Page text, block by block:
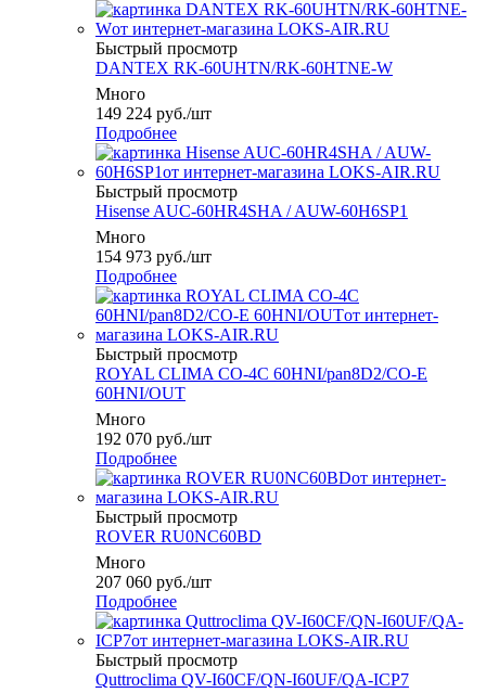
Быстрый просмотр
DANTEX RK-60UHTN/RK-60HTNE-W
Много
149 224 руб./шт
Подробнее
Быстрый просмотр
Hisense AUC-60HR4SHA / AUW-60H6SP1
Много
154 973 руб./шт
Подробнее
Быстрый просмотр
ROYAL CLIMA CO-4C 60HNI/pan8D2/CO-E
60HNI/OUT
Много
192 070 руб./шт
Подробнее
Быстрый просмотр
ROVER RU0NC60BD
Много
207 060 руб./шт
Подробнее
Быстрый просмотр
Quttroclima QV-I60CF/QN-I60UF/QA-ICP7